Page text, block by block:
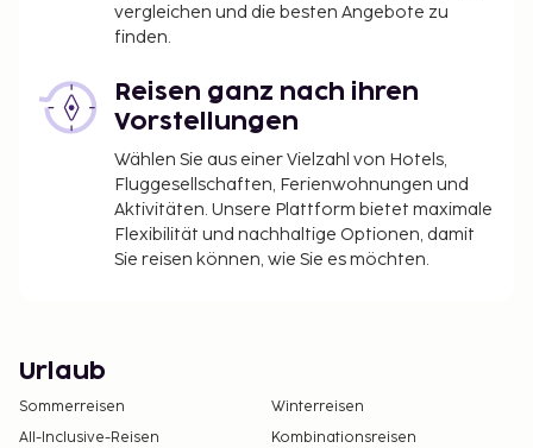
vergleichen und die besten Angebote zu
finden.
Reisen ganz nach ihren
Vorstellungen
Wählen Sie aus einer Vielzahl von Hotels,
Fluggesellschaften, Ferienwohnungen und
Aktivitäten. Unsere Plattform bietet maximale
Flexibilität und nachhaltige Optionen, damit
Sie reisen können, wie Sie es möchten.
Urlaub
Sommerreisen
Winterreisen
All-Inclusive-Reisen
Kombinationsreisen